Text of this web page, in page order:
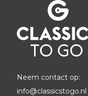
Neem contact op:
info@classicstogo.nl